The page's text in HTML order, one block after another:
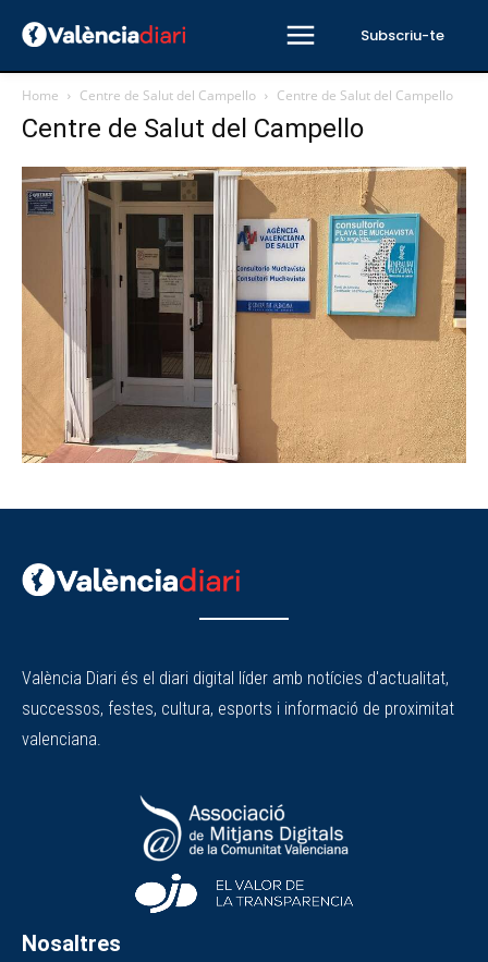
Subscriu-te
Home Centre de Salut del Campello Centre de Salut del Campello
Centre de Salut del Campello
València Diari és el diari digital líder amb notícies d'actualitat,
successos, festes, cultura, esports i informació de proximitat
valenciana.
Nosaltres